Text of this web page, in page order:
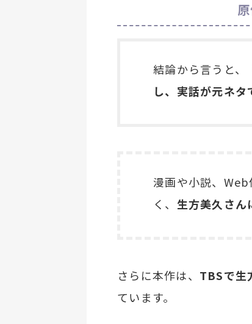
結論から言うと、
し、実話が元ネタ
漫画や小説、
く、 生方美久さん
さらに本作は、 TBSで生
ています。